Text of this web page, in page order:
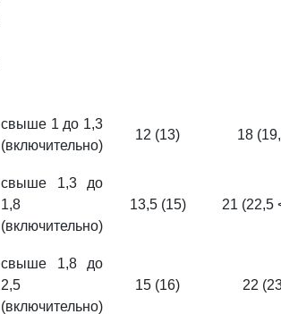
свыше 1 до 1,3
(включительно)
12 (13) 18
свыше 1,3 до
1,8
(включительно)
13,5 (15) 21 (22,5
свыше 1,8 до
2,5
(включительно)
15 (16) 22